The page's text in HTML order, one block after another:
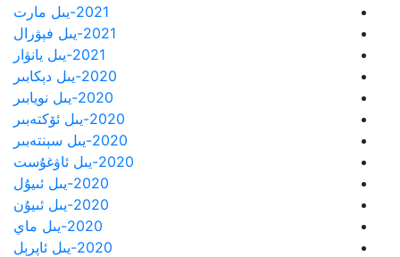
2021-يىل مارت
2021-يىل فېۋرال
2021-يىل يانۋار
2020-يىل دېكابىر
2020-يىل نويابىر
2020-يىل ئۆكتەبىر
2020-يىل سېنتەبىر
2020-يىل ئاۋغۇست
2020-يىل ئىيۇل
2020-يىل ئىيۇن
2020-يىل ماي
2020-يىل ئاپرېل